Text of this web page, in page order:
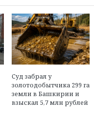
Суд забрал у
золотодобытчика 299 га
земли в Башкирии и
взыскал 5,7 млн рублей
крайне
заткнуть горло
рупору
CNN
Александр Трещев
юрист, эксперт в области
международного права